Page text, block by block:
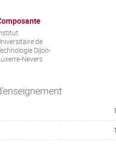
de
Dijon-
Nevers